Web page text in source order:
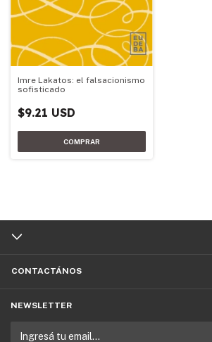
Imre Lakatos: el falsacionismo
sofisticado
$9.21 USD
CONTACTÁNOS
NEWSLETTER